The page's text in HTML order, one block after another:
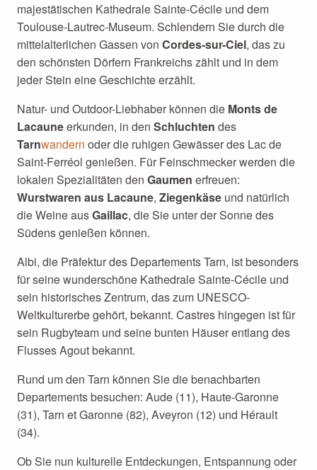
majestätischen Kathedrale Sainte-Cécile und dem
Toulouse-Lautrec-Museum. Schlendern Sie durch die
mittelalterlichen Gassen von Cordes-sur-Ciel, das zu
den schönsten Dörfern Frankreichs zählt und in dem
jeder Stein eine Geschichte erzählt.
Natur- und Outdoor-Liebhaber können die Monts de
Lacauneerkunden, in den Schluchten des
Tarnwandern oder die ruhigen Gewässer des Lac de
Saint-Ferréol genießen. Für Feinschmecker werden die
lokalen Spezialitäten den Gaumen erfreuen:
Wurstwaren aus Lacaune, Ziegenkäse und natürlich
die Weine ausGaillac, die Sie unter der Sonne des
Südens genießen können.
Albi, die Präfektur des Departements Tarn, ist besonders
für seine wunderschöne Kathedrale Sainte-Cécile und
sein historisches Zentrum, das zum UNESCO-
Weltkulturerbe gehört, bekannt. Castres hingegen ist für
sein Rugbyteam und seine bunten Häuser entlang des
Flusses Agout bekannt.
Rund um den Tarn können Sie die benachbarten
Departements besuchen: Aude (11), Haute-Garonne
(31), Tarn et Garonne (82), Aveyron (12) und Hérault
(34).
Ob Sie nun kulturelle Entdeckungen, Entspannung oder